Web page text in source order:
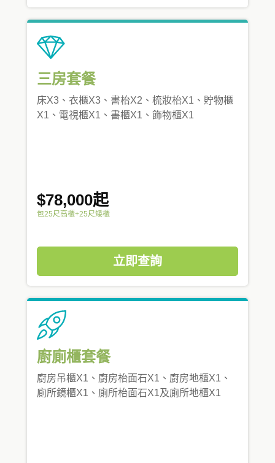
三房套餐
床X3、衣櫃X3、書枱X2、梳妝枱X1、貯物櫃
X1、電視櫃X1、書櫃X1、飾物櫃X1
$78,000起
包25尺高櫃+25尺矮櫃
立即查詢
廚廁櫃套餐
廚房吊櫃X1、廚房枱面石X1、廚房地櫃X1、
廁所鏡櫃X1、廁所枱面石X1及廁所地櫃X1